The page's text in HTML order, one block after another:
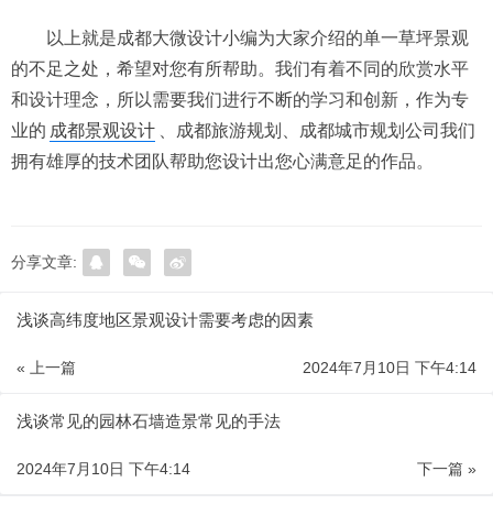
以上就是成都大微设计小编为大家介绍的单一草坪景观
的不足之处，希望对您有所帮助。我们有着不同的欣赏水平
和设计理念，所以需要我们进行不断的学习和创新，作为专
业的 成都景观设计
、成都旅游规划、成都城市规划公司我们
拥有雄厚的技术团队帮助您设计出您心满意足的作品。
分享文章:
浅谈高纬度地区景观设计需要考虑的因素
« 上一篇 2024年7月10日 下午4:14
浅谈常见的园林石墙造景常见的手法
下一篇 »
2024年7月10日 下午4:14